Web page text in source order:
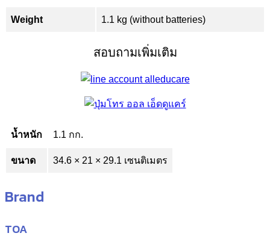
Weight 1.1 kg (without batteries)
สอบถามเพิ่มเติม
น้ำหนัก 1.1 กก.
ขนาด 34.6 × 21 × 29.1 เซนติเมตร
Brand
TOA